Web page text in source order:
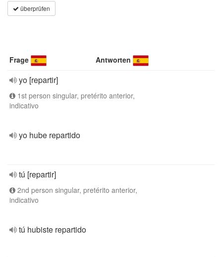
überprüfen
Frage Antworten
yo [repartir]
1st person singular, pretérito anterior,
indicativo
yo hube repartido
tú [repartir]
2nd person singular, pretérito anterior,
indicativo
tú hubiste repartido